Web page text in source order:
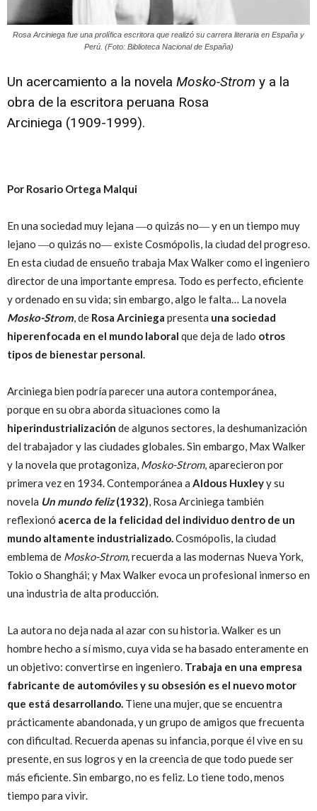
Rosa Arciniega fue una prolífica escritora que realizó su carrera literaria en España y
Perú. (Foto: Biblioteca Nacional de España)
Un acercamiento a la novela Mosko-Strom y a la
obra de la escritora peruana Rosa
Arciniega (1909-1999).
Por Rosario Ortega Malqui
En una sociedad muy lejana ―o quizás no― y en un tiempo muy
lejano ―o quizás no― existe Cosmópolis, la ciudad del progreso.
En esta ciudad de ensueño trabaja Max Walker como el ingeniero
director de una importante empresa. Todo es perfecto, eficiente
y ordenado en su vida; sin embargo, algo le falta… La novela
Mosko-Strom , de Rosa Arciniega presenta una sociedad
hiperenfocada en el mundo laboral que deja de lado otros
tipos de bienestar personal
Arciniega bien podría parecer una autora contemporánea,
porque en su obra aborda situaciones como la
hiperindustrialización de algunos sectores, la deshumanización
del trabajador y las ciudades globales. Sin embargo, Max Walker
y la novela que protagoniza, Mosko-Strom, aparecieron por
primera vez en 1934. Contemporánea a Aldous Huxleyy su
novela Un mundo feliz(1932) , Rosa Arciniega también
reflexionó acerca de la felicidad del individuo dentro de un
mundo altamente industrializado. Cosmópolis, la ciudad
emblema de Mosko-Strom, recuerda a las modernas Nueva York,
Tokio o Shanghái; y Max Walker evoca un profesional inmerso en
una industria de alta producción.
La autora no deja nada al azar con su historia. Walker es un
hombre hecho a sí mismo, cuya vida se ha basado enteramente en
un objetivo: convertirse en ingeniero. Trabaja en una empresa
fabricante de automóviles y su obsesión es el nuevo motor
que está desarrollando. Tiene una mujer, que se encuentra
prácticamente abandonada, y un grupo de amigos que frecuenta
con dificultad. Recuerda apenas su infancia, porque él vive en su
presente, en sus logros y en la creencia de que todo puede ser
más eficiente. Sin embargo, no es feliz. Lo tiene todo, menos
tiempo para vivir.